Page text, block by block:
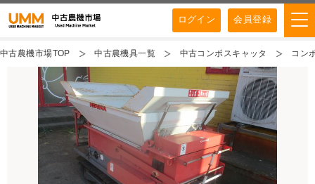
ログイン 会員登録
中古農機市場TOP 中古農機具一覧 中古コンポスキャッタ コン